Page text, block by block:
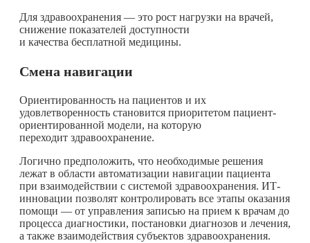
Для здравоохранения — это рост нагрузки на врачей,
снижение показателей доступности
и качества бесплатной медицины.
Смена навигации
Ориентированность на пациентов и их
удовлетворенность становится приоритетом пациент-
ориентированной модели, на которую
переходит здравоохранение.
Логично предположить, что необходимые решения
лежат в области автоматизации навигации пациента
при взаимодействии с системой здравоохранения. ИТ-
инновации позволят контролировать все этапы оказания
помощи — от управления записью на прием к врачам до
процесса диагностики, постановки диагнозов и лечения,
а также взаимодействия субъектов здравоохранения.